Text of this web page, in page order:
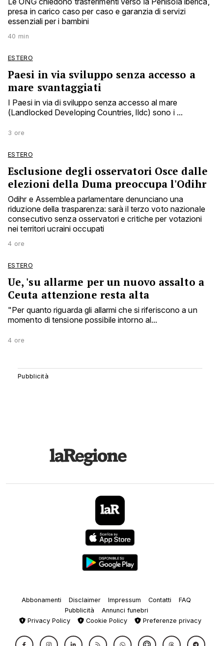
presa in carico caso per caso e garanzia di servizi
essenziali per i bambini
40 min
ESTERO
Paesi in via sviluppo senza accesso a
mare svantaggiati
I Paesi in via di sviluppo senza accesso al mare
(Landlocked Developing Countries, lldc) sono i ...
3 ore
ESTERO
Esclusione degli osservatori Osce dalle
elezioni della Duma preoccupa l'Odihr
Odihr e Assemblea parlamentare denunciano una
riduzione della trasparenza: sarà il terzo voto nazionale
consecutivo senza osservatori e critiche per votazioni
nei territori ucraini occupati
4 ore
ESTERO
Ue, 'su allarme per un nuovo assalto a
Ceuta attenzione resta alta
"Per quanto riguarda gli allarmi che si riferiscono a un
momento di tensione possibile intorno al...
4 ore
Abbonamenti Disclaimer Impressum Contatti
FAQ
Pubblicità
Annunci funebri
Privacy Policy
Cookie Policy Preferenze privacy